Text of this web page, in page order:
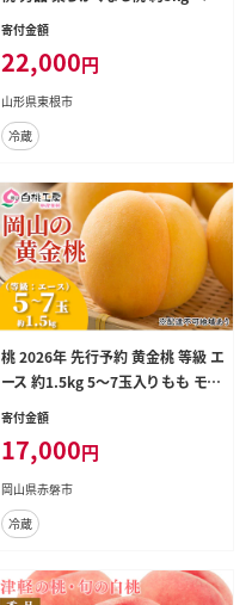
フルひがしね 山形県 東根市 hi104-
寄付金額
22,000円
山形県東根市
冷蔵
桃 2026年 先行予約 黄金桃 等級 エ
ース 約1.5kg 5～7玉入り もも モモ
岡山 国産 フルーツ 果物 桃茂実苑
寄付金額
17,000円
岡山県赤磐市
冷蔵